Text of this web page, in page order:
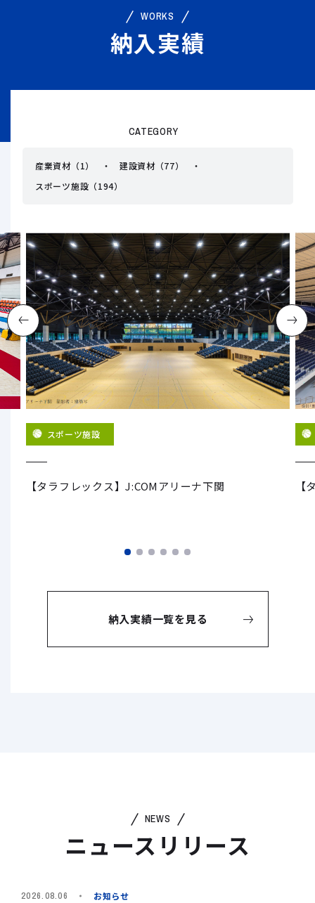
WORKS
納入実績
CATEGORY
産業資材（1）
建設資材（77）
スポーツ施設（194）
スポーツ施設
【タラフレックス】J:COMアリーナ下関
納入実績一覧を見る
NEWS
ニュースリリース
2026.08.06 お知らせ